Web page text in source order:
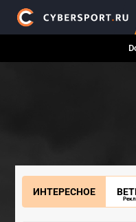
ИНТЕРЕСНОЕ